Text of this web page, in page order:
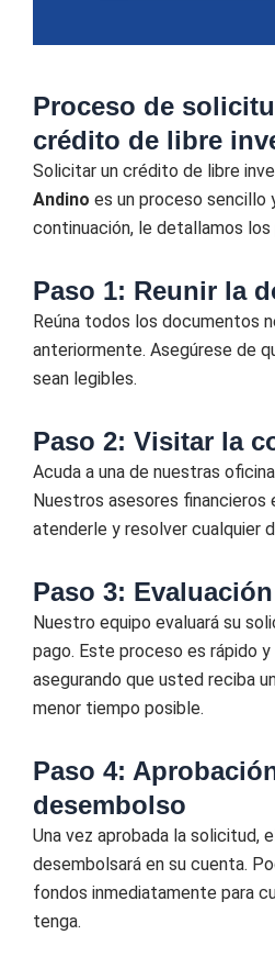
Proceso de
crédito de libre
Solicitar un crédito de libre
Andino es un proceso sencillo
continuación, le detallamos los
Paso 1: Reunir la
Reúna todos los documentos
anteriormente. Asegúrese de
sean legibles.
Paso 2: Visitar la
Acuda a una de nuestras
Nuestros asesores
atenderle y resolver cualquier
Paso 3:
Nuestro equipo evaluará su
pago. Este proceso es rápido
asegurando que usted reciba
menor tiempo posible.
Paso 4:
desembolso
Una vez aprobada la solicitud,
desembolsará en su cuenta.
fondos inmediatamente para
tenga.